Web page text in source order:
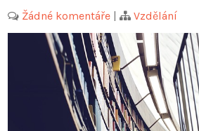
Žádné komentáře | Vzdělání